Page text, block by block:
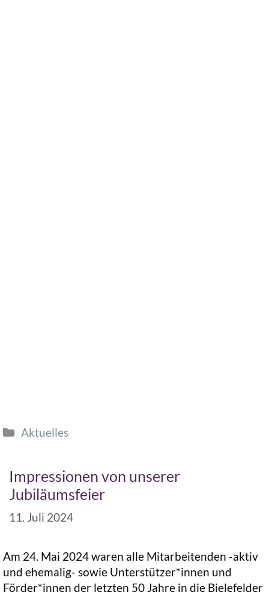
Aktuelles
Impressionen von unserer
Jubiläumsfeier
11. Juli 2024
Am 24. Mai 2024 waren alle Mitarbeitenden -aktiv
und ehemalig- sowie Unterstützer*innen und
Förder*innen der letzten 50 Jahre in die Bielefelder